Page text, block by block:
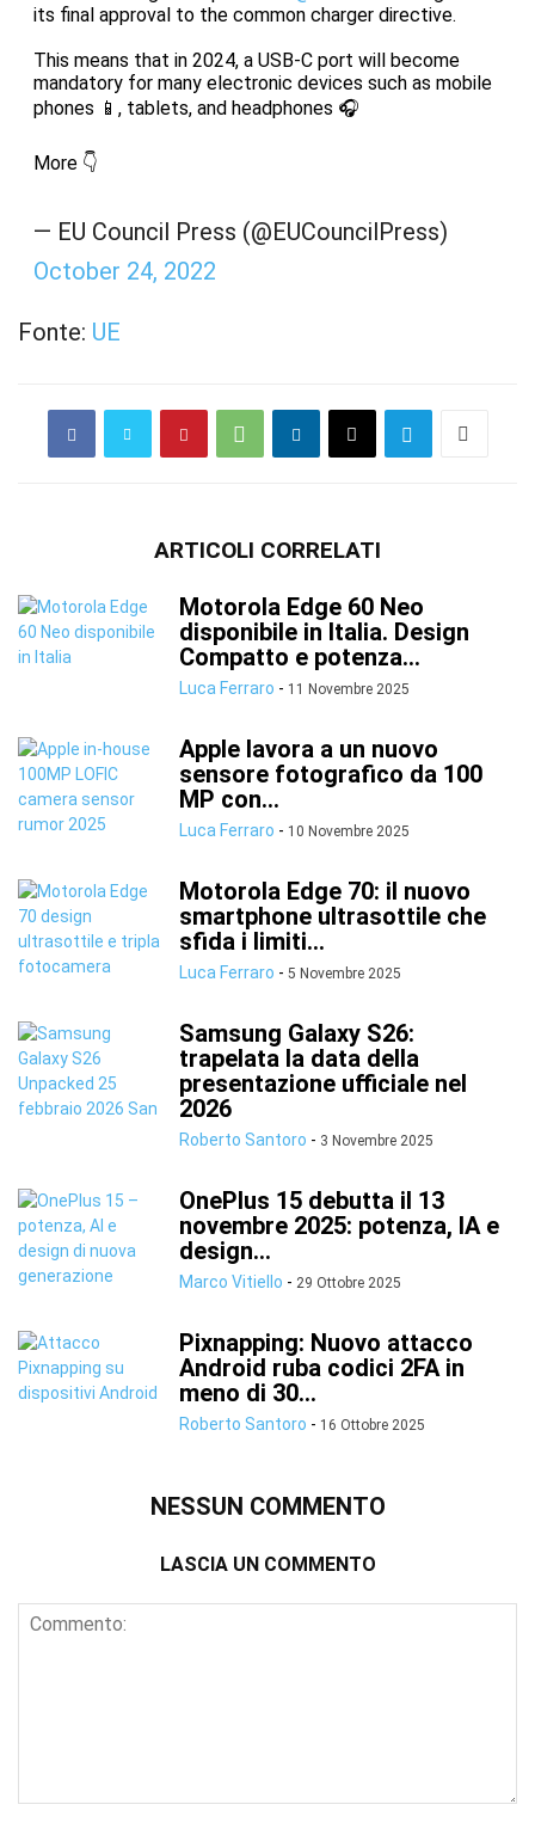
its final approval to the common charger directive.
This means that in 2024, a USB-C port will become
mandatory for many electronic devices such as mobile
phones 📱, tablets, and headphones 🎧
More 👇
— EU Council Press (@EUCouncilPress)
October 24, 2022
Fonte: UE
ARTICOLI CORRELATI
Motorola Edge 60 Neo
disponibile in Italia. Design
Compatto e potenza...
Luca Ferraro - 11 Novembre 2025
Apple lavora a un nuovo
sensore fotografico da 100
MP con...
Luca Ferraro - 10 Novembre 2025
Motorola Edge 70: il nuovo
smartphone ultrasottile che
sfida i limiti...
Luca Ferraro - 5 Novembre 2025
Samsung Galaxy S26:
trapelata la data della
presentazione ufficiale nel
2026
Roberto Santoro - 3 Novembre 2025
OnePlus 15 debutta il 13
novembre 2025: potenza, IA e
design...
Marco Vitiello - 29 Ottobre 2025
Pixnapping: Nuovo attacco
Android ruba codici 2FA in
meno di 30...
Roberto Santoro - 16 Ottobre 2025
NESSUN COMMENTO
LASCIA UN COMMENTO